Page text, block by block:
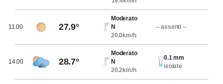
11.00 27.9°
Moderato
N
20.0km/h
-- assenti --
14.00 28.7°
Moderato
N
20.2km/h
0.1 mm
isolate